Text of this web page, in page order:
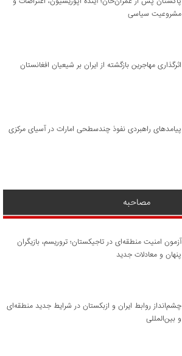
مشروعیت سیاسی
اثرگذاری مهاجرین بازگشته از ایران بر شیعیان افغانستان
پیامدهای راهبردی نفوذ چندسطحی امارات در آسیای مرکزی
مصاحبه
آزمون امنیت منطقه‌ای در تاجیکستان؛ تروریسم، بازیگران
پنهان و معادلات جدید
چشم‌انداز روابط ایران و ازبکستان در شرایط جدید منطقه‌ای
و بین‌المللی